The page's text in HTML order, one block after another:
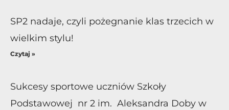
SP2 nadaje, czyli pożegnanie klas trzecich w
wielkim stylu!
Czytaj »
Sukcesy sportowe uczniów Szkoły
Podstawowej nr 2 im. Aleksandra Doby w